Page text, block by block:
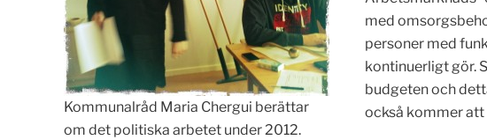
Kommunalråd Maria Chergui berättar
om det politiska arbetet under 2012.
med
personer med
kontinuerligt gör.
budgeten och
också kommer